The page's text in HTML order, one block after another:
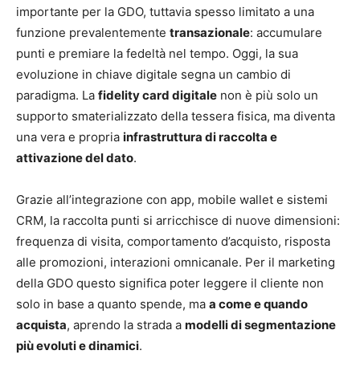
importante per la GDO, tuttavia spesso limitato a una
funzione prevalentemente transazionale: accumulare
punti e premiare la fedeltà nel tempo. Oggi, la sua
evoluzione in chiave digitale segna un cambio di
paradigma. La fidelity card digitale non è più solo un
supporto smaterializzato della tessera fisica, ma diventa
una vera e propria infrastruttura di raccolta e
attivazione del dato.
Grazie all’integrazione con app, mobile wallet e sistemi
CRM, la raccolta punti si arricchisce di nuove dimensioni:
frequenza di visita, comportamento d’acquisto, risposta
alle promozioni, interazioni omnicanale. Per il marketing
della GDO questo significa poter leggere il cliente non
solo in base a quanto spende, ma a come e quando
acquista, aprendo la strada a modelli di segmentazione
più evoluti e dinamici.